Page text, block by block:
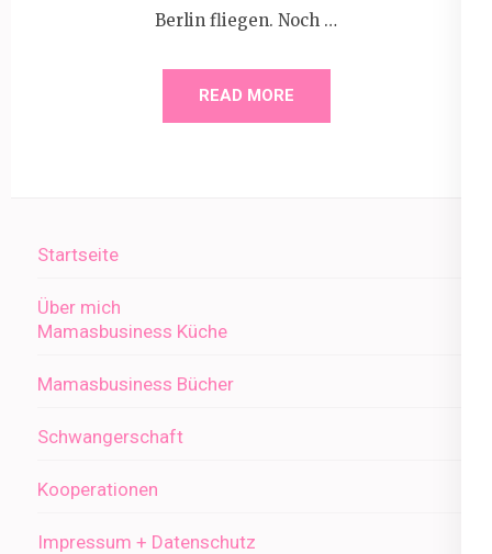
Berlin fliegen. Noch …
READ MORE
Startseite
Über mich
Mamasbusiness Küche
Mamasbusiness Bücher
Schwangerschaft
Kooperationen
Impressum + Datenschutz